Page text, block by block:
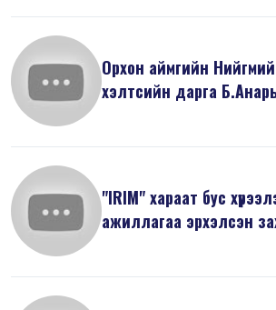
Орхон аймгийн
хэлтсийн дарга
"IRIM" хараат бус
ажиллагаа эрхэлсэн